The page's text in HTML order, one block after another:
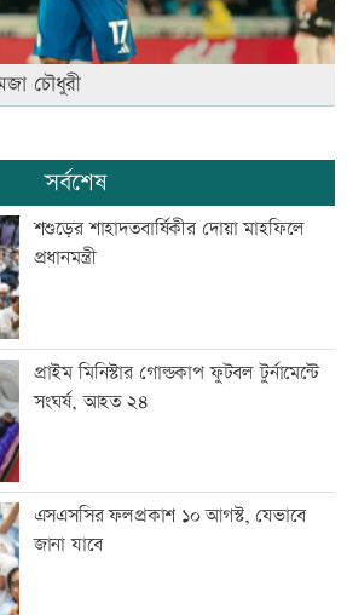
চৌধুরী
সর্বশেষ
শশুড়ের শাহাদতবার্ষিকীর দোয়া মাহফিলে
প্রধানমন্ত্রী
প্রাইম মিনিস্টার গোল্ডকাপ ফুটবল টুর্নামেন্টে
সংঘর্ষ, আহত ২৪
এসএসসির ফলপ্রকাশ ১০ আগস্ট, যেভাবে
জানা যাবে